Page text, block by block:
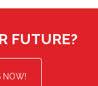
FUTURE?
NOW!